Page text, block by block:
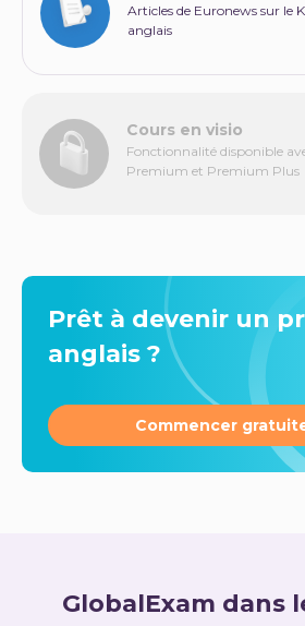
Articles de Euronews sur le
anglais
Cours en visio
Fonctionnalité disponible
Premium et Premium Plus
Prêt à devenir un
anglais ?
Commencer
GlobalExam dans